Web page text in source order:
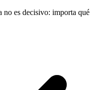
no es decisivo: importa qué